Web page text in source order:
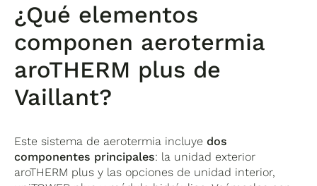
¿Qué elementos
componen aerotermia
aroTHERM plus de
Vaillant?
Este sistema de aerotermia incluye dos
componentes principales: la unidad exterior
aroTHERM plus y las opciones de unidad interior,